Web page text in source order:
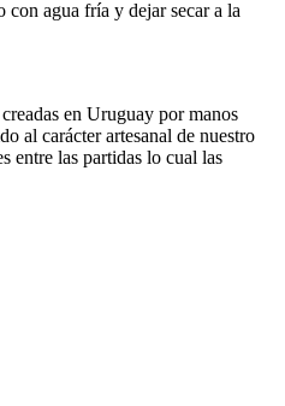
con agua fría y dejar secar a la
en Uruguay por manos
al carácter artesanal de nuestro
entre las partidas lo cual las